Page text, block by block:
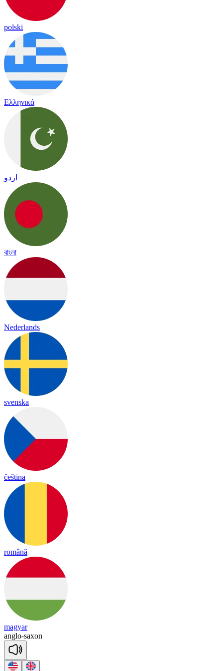
polski
Ελληνικά
اردو
বাংলা
Nederlands
svenska
čeština
română
magyar
anglo-saxon